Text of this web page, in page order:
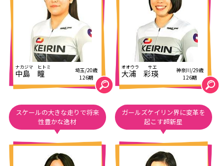
中島 瞳
埼玉/20歳
126期
大浦 彩瑛
神奈川/29歳
126期
スケールの大きな走りで将来
性豊かな逸材
ガールズケイリン界に変革を
起こす超新星